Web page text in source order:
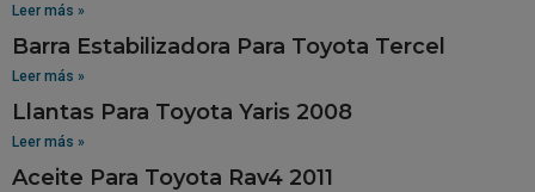
Leer más »
Barra Estabilizadora Para Toyota Tercel
Leer más »
Llantas Para Toyota Yaris 2008
Leer más »
Aceite Para Toyota Rav4 2011